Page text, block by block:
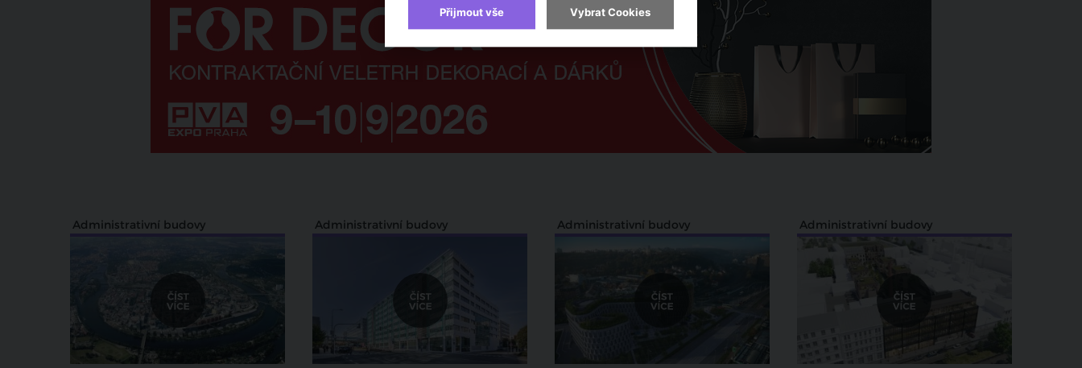
Administrativní budovy Administrativní budovy Administrativní budovy Administrativní budovy
Přijmout vše Vybrat Cookies